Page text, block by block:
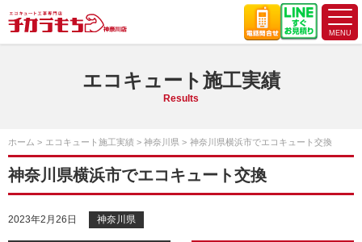
エコキュート施工実績
Results
ホーム エコキュート施工実績 神奈川県 神奈川県横浜市でエコキュート交換
神奈川県横浜市でエコキュート交換
2023年2月26日 神奈川県